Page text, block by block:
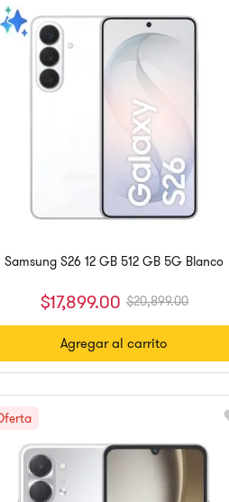
Samsung S26 12 GB 512 GB 5G Blanco
$17,899.00 $20,899.00
Agregar al carrito